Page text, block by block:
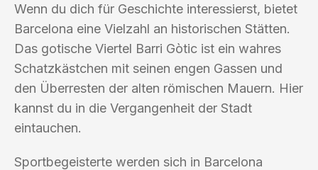
Wenn du dich für Geschichte interessierst, bietet
Barcelona eine Vielzahl an historischen Stätten.
Das gotische Viertel Barri Gòtic ist ein wahres
Schatzkästchen mit seinen engen Gassen und
den Überresten der alten römischen Mauern. Hier
kannst du in die Vergangenheit der Stadt
eintauchen.
Sportbegeisterte werden sich in Barcelona